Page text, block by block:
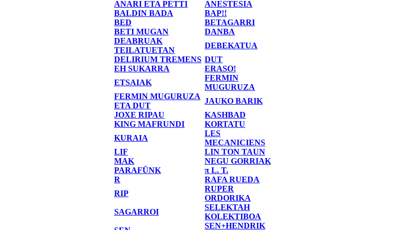
ANARI ETA PETTI
ANESTESIA
BALDIN BADA
BAP!!
BED
BETAGARRI
BETI MUGAN
DANBA
DEABRUAK
TEILATUETAN
DEBEKATUA
DELIRIUM TREMENS DUT
EH SUKARRA
ERASO!
ETSAIAK
FERMIN
MUGURUZA
FERMIN MUGURUZA
ETA DUT
JAUKO BARIK
JOXE RIPAU
KASHBAD
KING MAFRUNDI
KORTATU
KURAIA
LES
MECANICIENS
LIF
LIN TON TAUN
MAK
NEGU GORRIAK
PARAFÜNK
π L. T.
R
RAFA RUEDA
RIP
RUPER
ORDORIKA
SAGARROI
SELEKTAH
KOLEKTIBOA
SEN+HENDRIK